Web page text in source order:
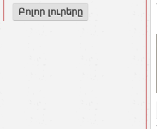
Բոլոր լուրերը